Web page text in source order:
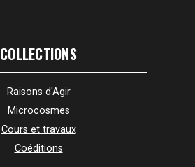
COLLECTIONS
Raisons d'Agir
Microcosmes
Cours et travaux
Coéditions